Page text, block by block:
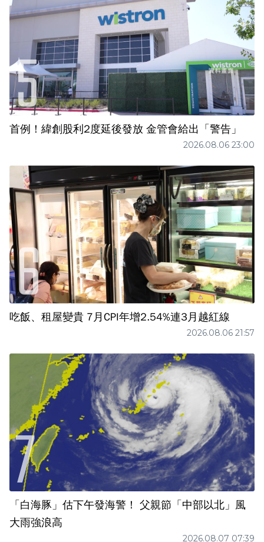
首例！緯創股利2度延後發放 金管會給出「警告」
2026.08.06 23:00
吃飯、租屋變貴 7月CPI年增2.54%連3月越紅線
2026.08.06 21:57
「白海豚」估下午發海警！ 父親節「中部以北」風
大雨強浪高
2026.08.07 07:39